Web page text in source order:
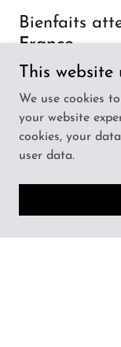
Bienfaits
France
Le chrome, la
régulation du
variations
This website
We use cookies
your website
cookies, your
user data.